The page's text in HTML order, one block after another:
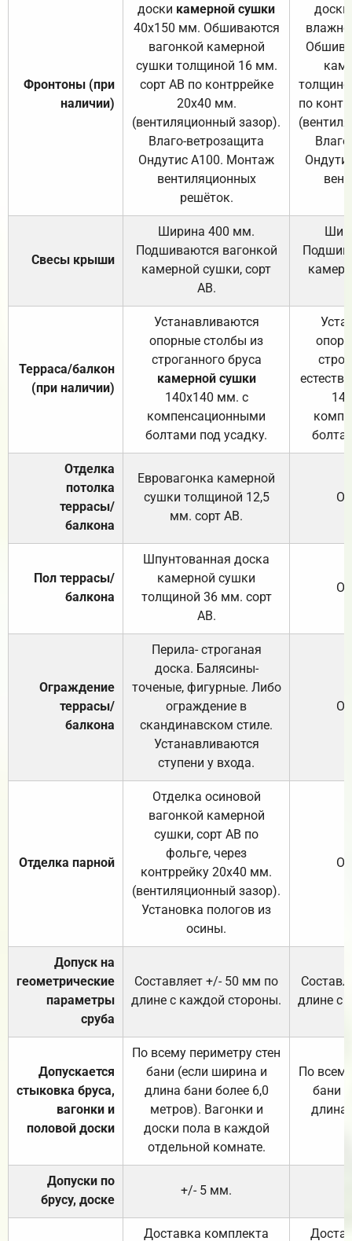
Фронтоны (при
наличии)
доски камерной сушки
40х150 мм. Обшиваются
вагонкой камерной
сушки толщиной 16 мм.
сорт АВ по контррейке
20х40 мм.
(вентиляционный зазор).
Влаго-ветрозащита
Ондутис А100. Монтаж
вентиляционных
решёток.
доски
по
Свесы крыши
Ширина 400 мм.
Подшиваются вагонкой
камерной сушки, сорт
АВ.
Терраса/балкон
(при наличии)
Устанавливаются
опорные столбы из
строганного бруса
камерной сушки
140х140 мм. с
компенсационными
болтами под усадку.
Отделка
потолка
террасы/
балкона
Евровагонка камерной
сушки толщиной 12,5
мм. сорт АВ.
Пол террасы/
балкона
Шпунтованная доска
камерной сушки
толщиной 36 мм. сорт
АВ.
Ограждение
террасы/
балкона
Перила- строганая
доска. Балясины-
точеные, фигурные. Либо
ограждение в
скандинавском стиле.
Устанавливаются
ступени у входа.
Отделка парной
Отделка осиновой
вагонкой камерной
сушки, сорт АВ по
фольге, через
контррейку 20х40 мм.
(вентиляционный зазор).
Установка пологов из
осины.
Допуск на
геометрические
параметры
сруба
Составляет +/- 50 мм по
длине с каждой стороны.
длине с
Допускается
стыковка бруса,
вагонки и
половой доски
По всему периметру стен
бани (если ширина и
длина бани более 6,0
метров). Вагонки и
доски пола в каждой
отдельной комнате.
По
бани
длина
Допуски по
брусу, доске
+/- 5 мм.
Доставка комплекта